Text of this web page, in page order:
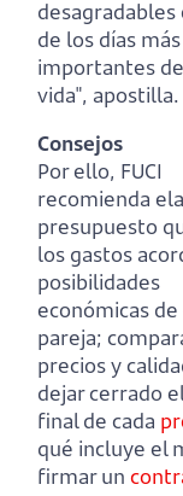
desagradables
de los días más
importantes
vida", apostilla.
Consejos
Por ello, FUCI
recomienda
presupuesto
los gastos
posibilidades
económicas de
pareja;
precios y
dejar cerrado
final de cada
qué incluye el
firmar un